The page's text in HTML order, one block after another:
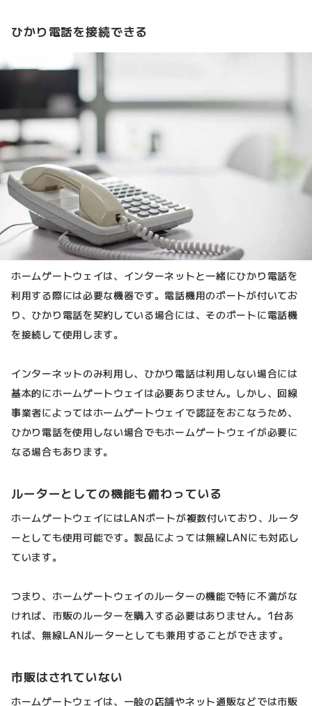
ひかり電話を接続できる
ホームゲートウェイは、インターネットと一緒にひかり電話を
利用する際には必要な機器です。電話機用のポートが付いてお
り、ひかり電話を契約している場合には、そのポートに電話機
を接続して使用します。
インターネットのみ利用し、ひかり電話は利用しない場合には
基本的にホームゲートウェイは必要ありません。しかし、回線
事業者によってはホームゲートウェイで認証をおこなうため、
ひかり電話を使用しない場合でもホームゲートウェイが必要に
なる場合もあります。
ルーターとしての機能も備わっている
ホームゲートウェイにはLANポートが複数付いており、ルータ
ーとしても使用可能です。製品によっては無線LANにも対応し
ています。
つまり、ホームゲートウェイのルーターの機能で特に不満がな
ければ、市販のルーターを購入する必要はありません。1台あ
れば、無線LANルーターとしても兼用することができます。
市販はされていない
ホームゲートウェイは、一般の店舗やネット通販などでは市販